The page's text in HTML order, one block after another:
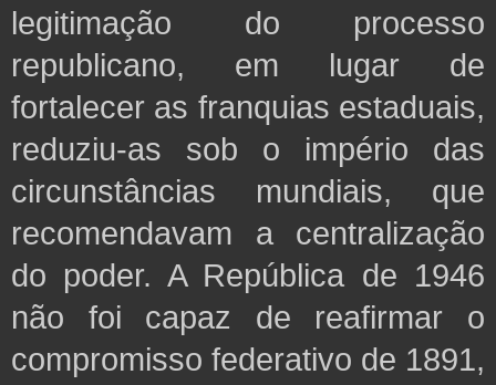
legitimação do processo
republicano, em lugar de
fortalecer as franquias estaduais,
reduziu-as sob o império das
circunstâncias mundiais, que
recomendavam a centralização
do poder. A República de 1946
não foi capaz de reafirmar o
compromisso federativo de 1891,